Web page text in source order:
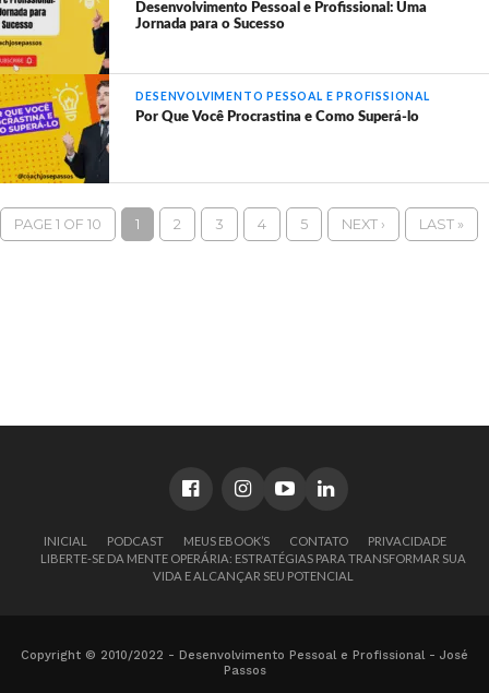
Desenvolvimento Pessoal e Profissional: Uma
Jornada para o Sucesso
DESENVOLVIMENTO PESSOAL E PROFISSIONAL
Por Que Você Procrastina e Como Superá-lo
PAGE 1 OF 10 1 2 3 4 5 NEXT › LAST »
INICIAL PODCAST MEUS EBOOK’S CONTATO
PRIVACIDADE
LIBERTE-SE DA MENTE OPERÁRIA: ESTRATÉGIAS PARA TRANSFORMAR SUA
VIDA E ALCANÇAR SEU POTENCIAL
Copyright © 2010/2022 - Desenvolvimento Pessoal e Profissional - José
Passos